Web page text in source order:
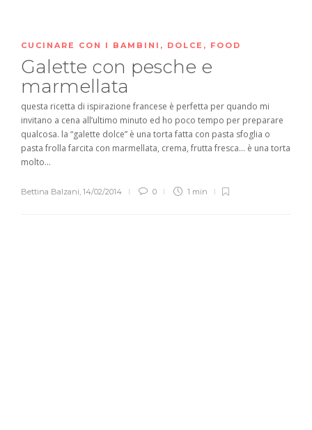
CUCINARE CON I BAMBINI , DOLCE , FOOD
Galette con pesche e
marmellata
questa ricetta di ispirazione francese è perfetta per quando mi
invitano a cena all’ultimo minuto ed ho poco tempo per preparare
qualcosa. la “galette dolce” è una torta fatta con pasta sfoglia o
pasta frolla farcita con marmellata, crema, frutta fresca… è una torta
molto...
Bettina Balzani, 14/02/2014 0 1 min